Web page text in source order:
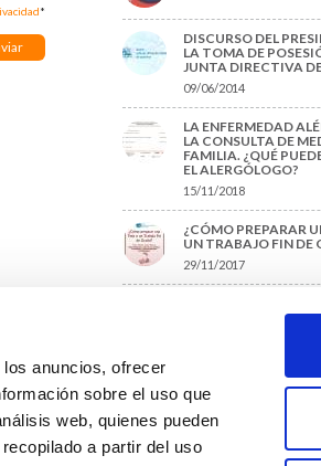
anuncios, ofrecer
sobre el uso que
web, quienes pueden
a partir del uso
*
DISCURSO DEL
LA TOMA DE
JUNTA DIRECTIVA
09/06/2014
LA ENFERMEDAD
LA CONSULTA DE
FAMILIA. ¿QUÉ
EL ALERGÓLOGO?
15/11/2018
¿CÓMO PREPARAR
UN TRABAJO FIN DE
29/11/2017
protección de datos